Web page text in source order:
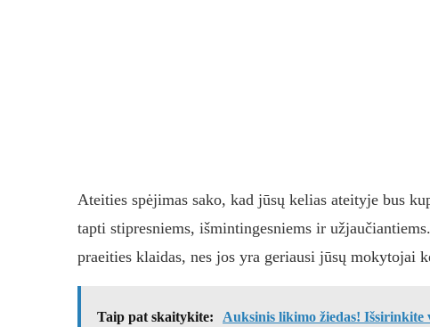
Ateities spėjimas sako, kad jūsų kelias ateityje bus
tapti stipresniems, išmintingesniems ir
praeities klaidas, nes jos yra geriausi jūsų mokytojai
Taip pat skaitykite: Auksinis likimo žiedas!